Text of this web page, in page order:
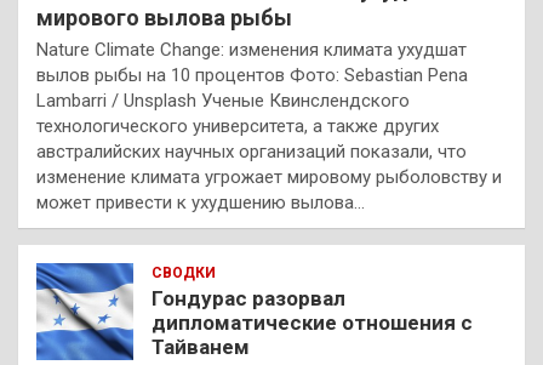
мирового вылова рыбы
Nature Climate Change: изменения климата ухудшат
вылов рыбы на 10 процентов Фото: Sebastian Pena
Lambarri / Unsplash Ученые Квинслендского
технологического университета, а также других
австралийских научных организаций показали, что
изменение климата угрожает мировому рыболовству и
может привести к ухудшению вылова…
СВОДКИ
Гондурас разорвал
дипломатические отношения с
Тайванем